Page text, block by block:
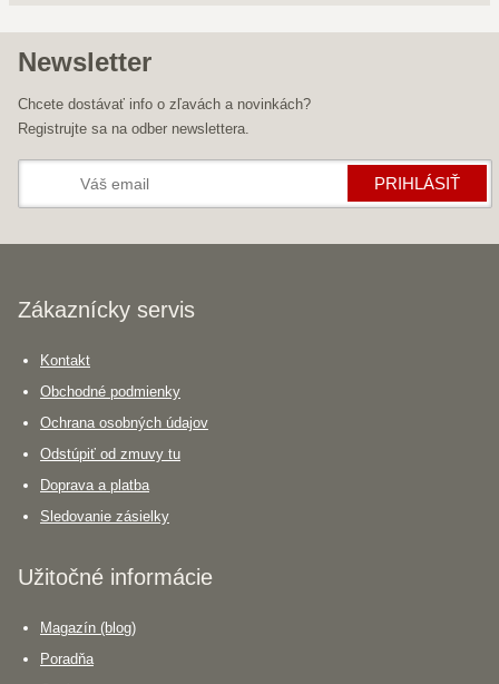
Newsletter
Chcete dostávať info o zľavách a novinkách?
Registrujte sa na odber newslettera.
PRIHLÁSIŤ
Zákaznícky servis
Kontakt
Obchodné podmienky
Ochrana osobných údajov
Odstúpiť od zmuvy tu
Doprava a platba
Sledovanie zásielky
Užitočné informácie
Magazín (blog)
Poradňa